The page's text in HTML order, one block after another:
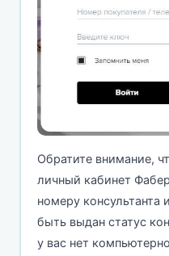
Обратите внимание,
личный кабинет
номеру
быть выдан статус
у вас нет